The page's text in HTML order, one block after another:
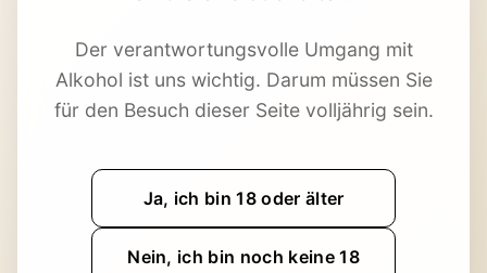
Der verantwortungsvolle Umgang mit
Alkohol ist uns wichtig. Darum müssen Sie
für den Besuch dieser Seite volljährig sein.
Ja, ich bin 18 oder älter
Nein, ich bin noch keine 18